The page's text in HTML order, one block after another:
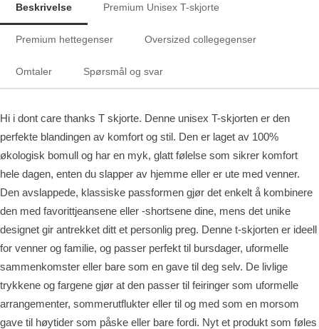
Beskrivelse Premium Unisex T-skjorte
Premium hettegenser Oversized collegegenser
Omtaler Spørsmål og svar
Hi i dont care thanks T skjorte. Denne unisex T-skjorten er den
perfekte blandingen av komfort og stil. Den er laget av 100%
økologisk bomull og har en myk, glatt følelse som sikrer komfort
hele dagen, enten du slapper av hjemme eller er ute med venner.
Den avslappede, klassiske passformen gjør det enkelt å kombinere
den med favorittjeansene eller -shortsene dine, mens det unike
designet gir antrekket ditt et personlig preg. Denne t-skjorten er ideell
for venner og familie, og passer perfekt til bursdager, uformelle
sammenkomster eller bare som en gave til deg selv. De livlige
trykkene og fargene gjør at den passer til feiringer som uformelle
arrangementer, sommerutflukter eller til og med som en morsom
gave til høytider som påske eller bare fordi. Nyt et produkt som føles